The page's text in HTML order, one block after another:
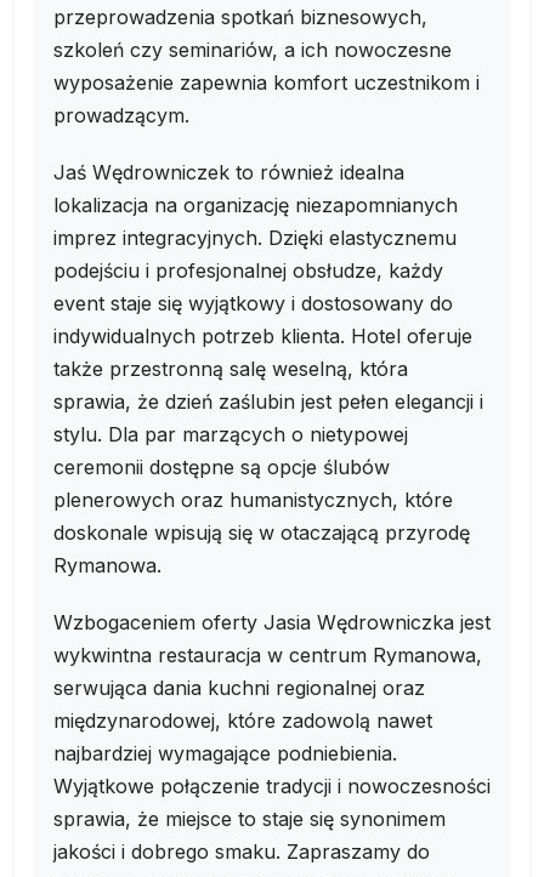
przeprowadzenia spotkań biznesowych,
szkoleń czy seminariów, a ich nowoczesne
wyposażenie zapewnia komfort uczestnikom i
prowadzącym.
Jaś Wędrowniczek to również idealna
lokalizacja na organizację niezapomnianych
imprez integracyjnych. Dzięki elastycznemu
podejściu i profesjonalnej obsłudze, każdy
event staje się wyjątkowy i dostosowany do
indywidualnych potrzeb klienta. Hotel oferuje
także przestronną salę weselną, która
sprawia, że dzień zaślubin jest pełen elegancji i
stylu. Dla par marzących o nietypowej
ceremonii dostępne są opcje ślubów
plenerowych oraz humanistycznych, które
doskonale wpisują się w otaczającą przyrodę
Rymanowa.
Wzbogaceniem oferty Jasia Wędrowniczka jest
wykwintna restauracja w centrum Rymanowa,
serwująca dania kuchni regionalnej oraz
międzynarodowej, które zadowolą nawet
najbardziej wymagające podniebienia.
Wyjątkowe połączenie tradycji i nowoczesności
sprawia, że miejsce to staje się synonimem
jakości i dobrego smaku. Zapraszamy do